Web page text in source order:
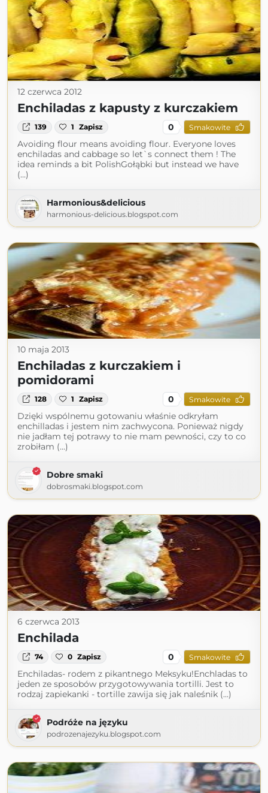
12 czerwca 2012
Enchiladas z kapusty z kurczakiem
139 1 Zapisz 0 Smakowite
Avoiding flour means avoiding flour. Everyone loves
enchiladas and cabbage so let`s connect them ! The
idea reminds a bit PolishGołąbki but instead we have
(...)
Harmonious&delicious
harmonious-delicious.blogspot.com
10 maja 2013
Enchiladas z kurczakiem i
pomidorami
128 1 Zapisz 0 Smakowite
Dzięki wspólnemu gotowaniu właśnie odkryłam
enchilladas i jestem nim zachwycona. Ponieważ nigdy
nie jadłam tej potrawy to nie mam pewności, czy to co
zrobiłam (...)
Dobre smaki
dobrosmaki.blogspot.com
6 czerwca 2013
Enchilada
74 0 Zapisz 0 Smakowite
Enchiladas- rodem z pikantnego Meksyku!Enchladas to
jeden ze sposobów przygotowywania tortilli. Jest to
rodzaj zapiekanki - tortille zawija się jak naleśnik (...)
Podróże na języku
podrozenajezyku.blogspot.com